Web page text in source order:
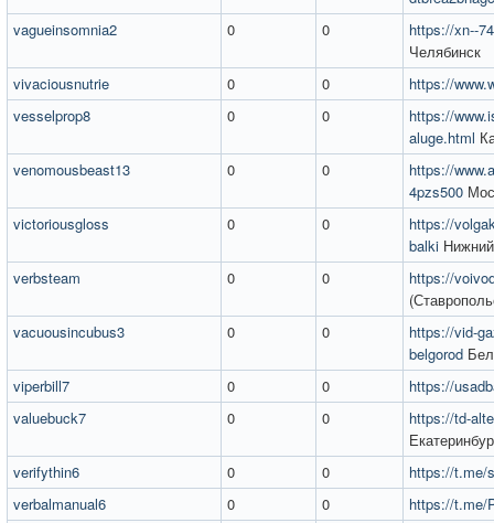
vagueinsomnia2
0 0
https://xn--
Челябинск
vivaciousnutrie
0 0
https://
vesselprop8
0 0
https://
aluge.html
venomousbeast13
0 0
https://
4pzs500
victoriousgloss
0 0
https://
balki
verbsteam
0 0
https://
vacuousincubus3
0 0
https://vid-
belgorod
viperbill7
0 0
https://
valuebuck7
0 0
https://td-
verifythin6
0 0
https://t.me/
verbalmanual6
0 0
https://t.me/